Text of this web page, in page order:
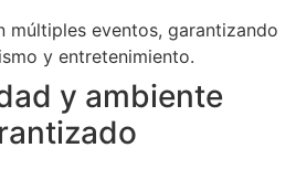
múltiples eventos, garantizando
y entretenimiento.
y ambiente